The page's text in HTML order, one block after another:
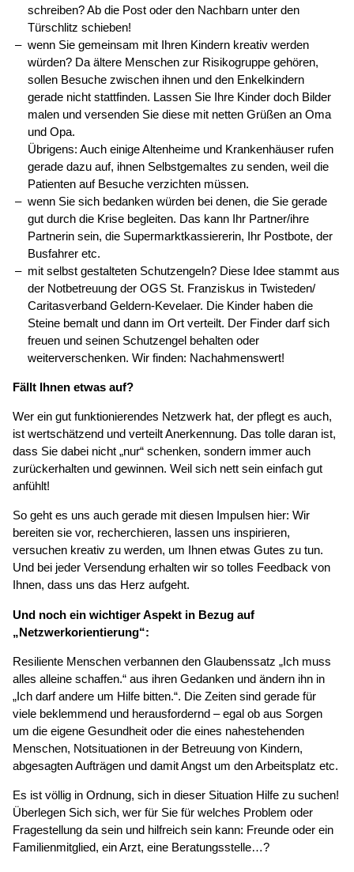
schreiben? Ab die Post oder den Nachbarn unter den
Türschlitz schieben!
wenn Sie gemeinsam mit Ihren Kindern kreativ werden
würden? Da ältere Menschen zur Risikogruppe gehören,
sollen Besuche zwischen ihnen und den Enkelkindern
gerade nicht stattfinden. Lassen Sie Ihre Kinder doch Bilder
malen und versenden Sie diese mit netten Grüßen an Oma
und Opa.
Übrigens: Auch einige Altenheime und Krankenhäuser rufen
gerade dazu auf, ihnen Selbstgemaltes zu senden, weil die
Patienten auf Besuche verzichten müssen.
wenn Sie sich bedanken würden bei denen, die Sie gerade
gut durch die Krise begleiten. Das kann Ihr Partner/ihre
Partnerin sein, die Supermarktkassiererin, Ihr Postbote, der
Busfahrer etc.
mit selbst gestalteten Schutzengeln? Diese Idee stammt aus
der Notbetreuung der OGS St. Franziskus in Twisteden/
Caritasverband Geldern-Kevelaer. Die Kinder haben die
Steine bemalt und dann im Ort verteilt. Der Finder darf sich
freuen und seinen Schutzengel behalten oder
weiterverschenken. Wir finden: Nachahmenswert!
Fällt Ihnen etwas auf?
Wer ein gut funktionierendes Netzwerk hat, der pflegt es auch,
ist wertschätzend und verteilt Anerkennung. Das tolle daran ist,
dass Sie dabei nicht „nur“ schenken, sondern immer auch
zurückerhalten und gewinnen. Weil sich nett sein einfach gut
anfühlt!
So geht es uns auch gerade mit diesen Impulsen hier: Wir
bereiten sie vor, recherchieren, lassen uns inspirieren,
versuchen kreativ zu werden, um Ihnen etwas Gutes zu tun.
Und bei jeder Versendung erhalten wir so tolles Feedback von
Ihnen, dass uns das Herz aufgeht.
Und noch ein wichtiger Aspekt in Bezug auf
„Netzwerkorientierung“:
Resiliente Menschen verbannen den Glaubenssatz „Ich muss
alles alleine schaffen.“ aus ihren Gedanken und ändern ihn in
„Ich darf andere um Hilfe bitten.“. Die Zeiten sind gerade für
viele beklemmend und herausfordernd – egal ob aus Sorgen
um die eigene Gesundheit oder die eines nahestehenden
Menschen, Notsituationen in der Betreuung von Kindern,
abgesagten Aufträgen und damit Angst um den Arbeitsplatz etc.
Es ist völlig in Ordnung, sich in dieser Situation Hilfe zu suchen!
Überlegen Sich sich, wer für Sie für welches Problem oder
Fragestellung da sein und hilfreich sein kann: Freunde oder ein
Familienmitglied, ein Arzt, eine Beratungsstelle…?